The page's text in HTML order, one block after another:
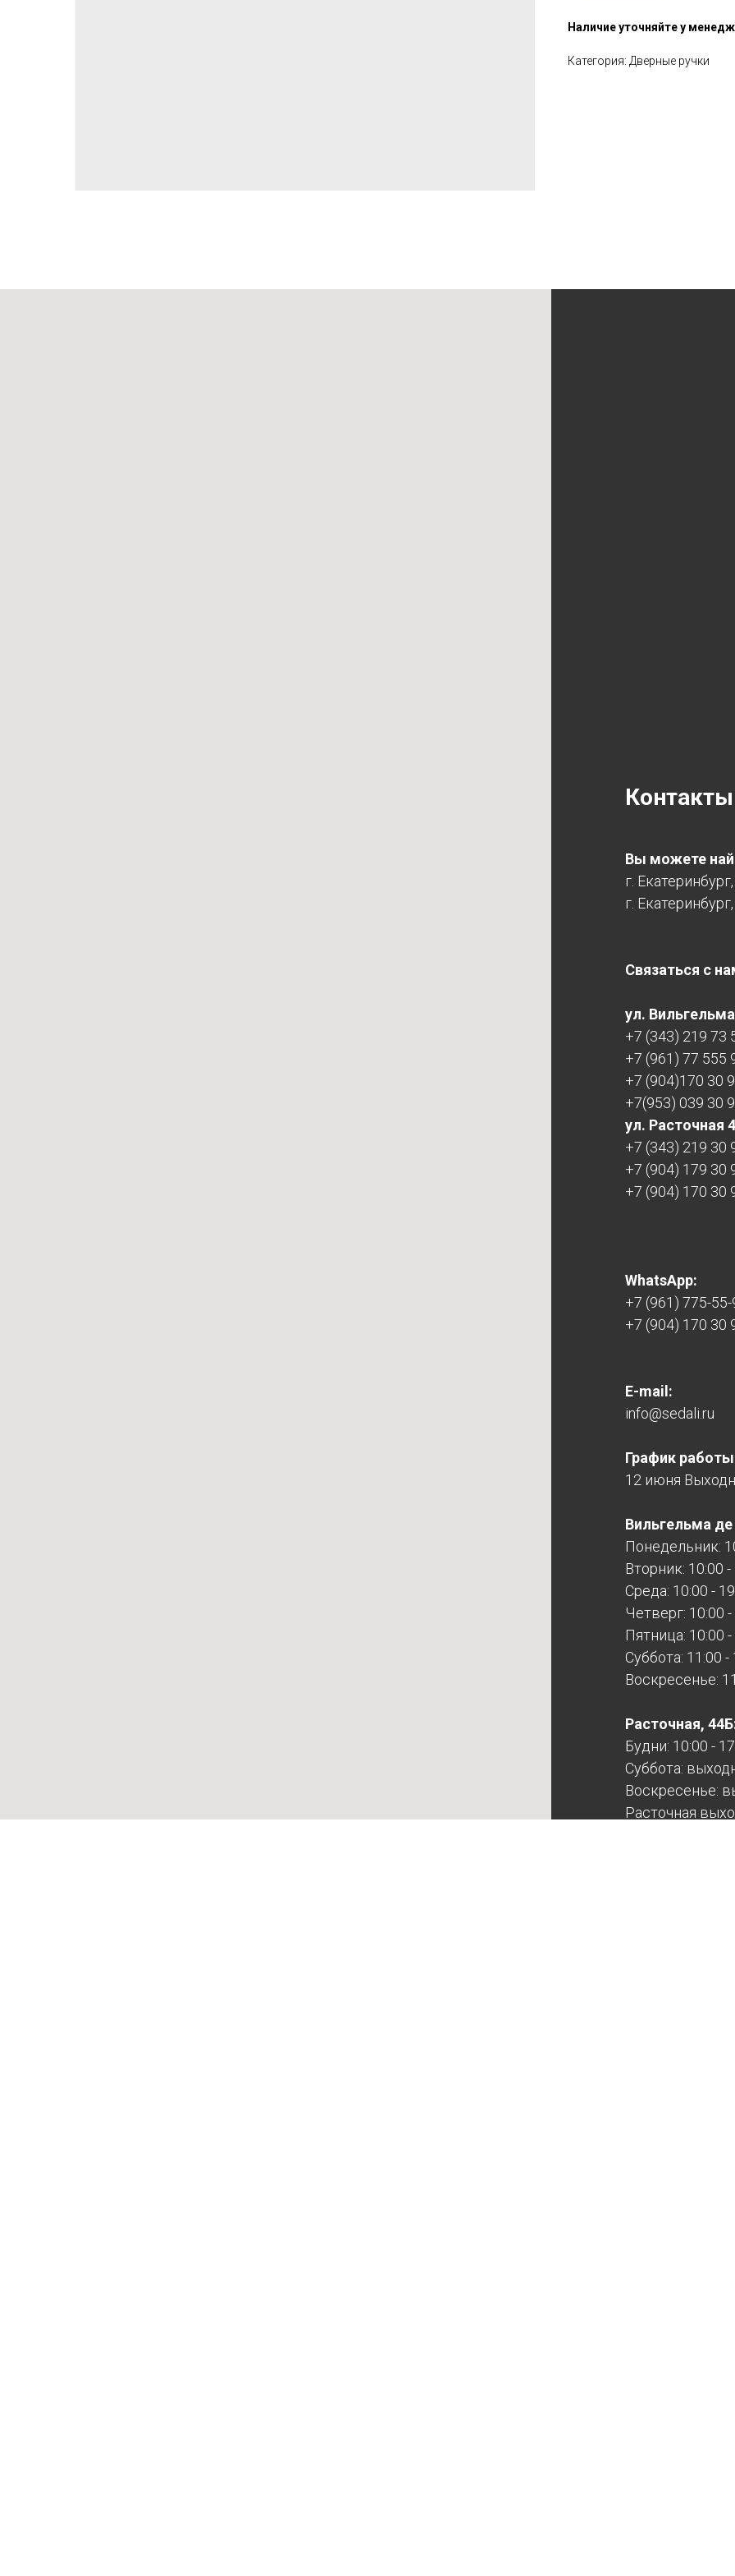
Наличие уточняйте у
Категория: Дверные ручки
Вы можете
г.
г.
Связаться с
ул.
+7 (343) 219 73
+7 (961) 77 555
+7 (904)170 30
+7(953) 039 30
ул. Расточная
+7 (343) 219 30
+7 (904) 179 30
+7 (904) 170 30
WhatsApp:
+7 (961) 775-55-
+7 (904) 170 30
E-mail:
info@sedali.ru
График
12 июня
Вильгельма де
Понедельник:
Вторник: 10:00 -
Среда: 10:00 -
Четверг: 10:00 -
Пятница: 10:00 -
Суббота: 11:00 -
Воскресенье:
Расточная,
Будни: 10:00 -
Суббота:
Воскресенье:
Расточная